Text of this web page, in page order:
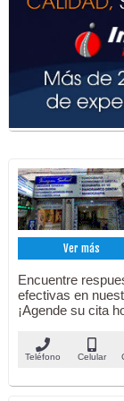
Ver más
Encuentre
efectivas en
¡Agende su cita
Teléfono Celular